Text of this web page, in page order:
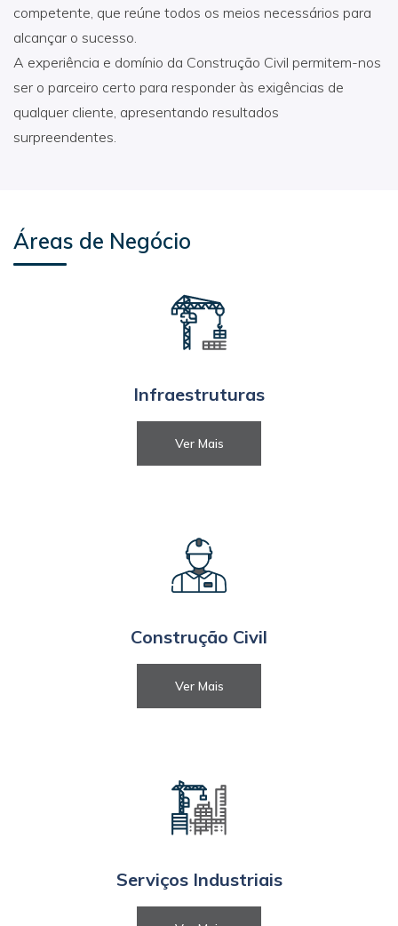
competente, que reúne todos os meios necessários para
alcançar o sucesso.
A experiência e domínio da Construção Civil permitem-nos
ser o parceiro certo para responder às exigências de
qualquer cliente, apresentando resultados
surpreendentes.
Áreas de Negócio
Infraestruturas
Ver Mais
Construção Civil
Ver Mais
Serviços Industriais